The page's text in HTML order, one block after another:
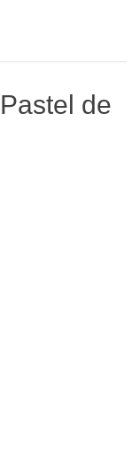
Pastel de